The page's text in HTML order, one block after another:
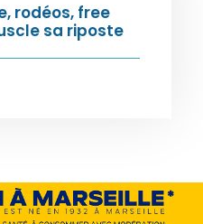
rodéos, free
sa riposte